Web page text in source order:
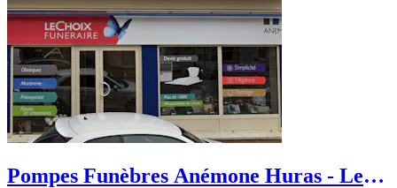
Pompes Funèbres Anémone Huras - Le